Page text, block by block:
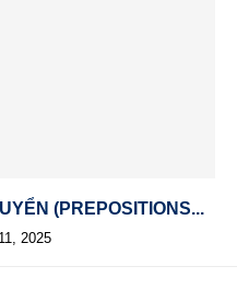
(PREPOSITIONS...
2025